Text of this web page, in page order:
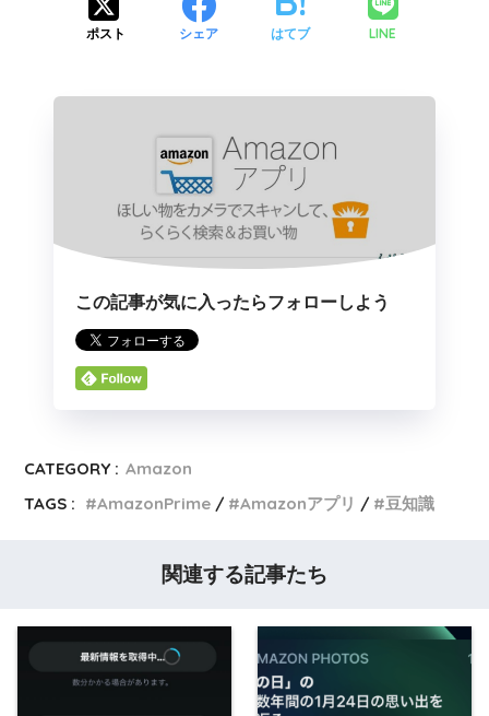
ポスト シェア はてブ LINE
この記事が気に入ったらフォローしよう
CATEGORY : Amazon
TAGS :
AmazonPrime Amazonアプリ 豆知識
関連する記事たち